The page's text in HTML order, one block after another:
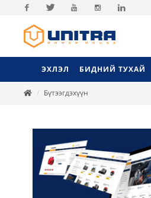
Facebook
ЭХЛЭЛ БИДНИЙ ТУХАЙ
Бүтээгдэхүүн